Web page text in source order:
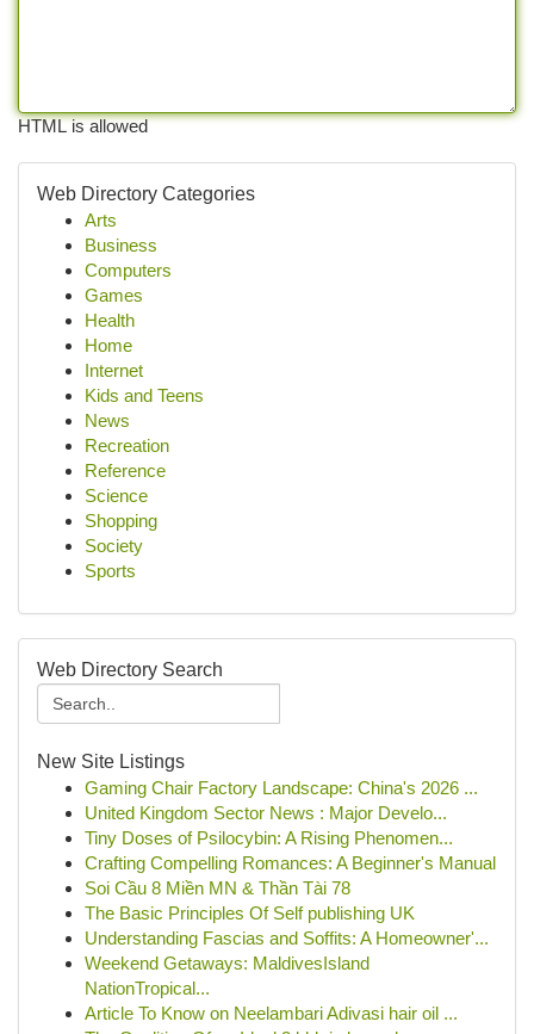
HTML is allowed
Web Directory Categories
Arts
Business
Computers
Games
Health
Home
Internet
Kids and Teens
News
Recreation
Reference
Science
Shopping
Society
Sports
Web Directory Search
New Site Listings
Gaming Chair Factory Landscape: China's 2026 ...
United Kingdom Sector News : Major Develo...
Tiny Doses of Psilocybin: A Rising Phenomen...
Crafting Compelling Romances: A Beginner's Manual
Soi Cầu 8 Miền MN & Thần Tài 78
The Basic Principles Of Self publishing UK
Understanding Fascias and Soffits: A Homeowner'...
Weekend Getaways: MaldivesIsland
NationTropical...
Article To Know on Neelambari Adivasi hair oil ...